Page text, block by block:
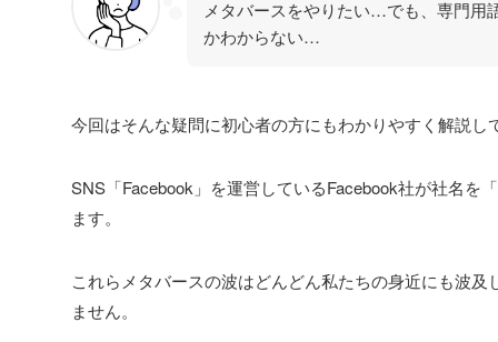
メタバースをやりたい…でも、専門用
かわからない…
今回はそんな疑問に初心者の方にもわかりやすく解説し
SNS「Facebook」を運営しているFacebook社が社名を
ます。
これらメタバースの波はどんどん私たちの身近にも波
ません。